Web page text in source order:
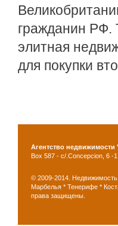
гражданин РФ.
элитная
для покупки
Агентство недвижимости
Box 587 - c/.Concepcion, 6 -
© 2009-2014.
Марбелья * Тенерифе *
права защищены.